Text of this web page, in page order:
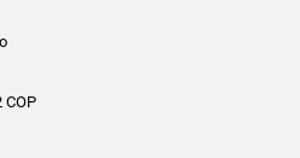
COP